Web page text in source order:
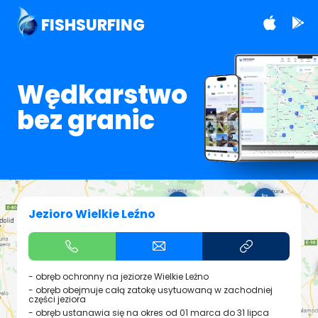
FISHSURFING
Wędkarstwo
bez granic
Jezioro Wielkie Leźno
- obręb ochronny na jeziorze Wielkie Leźno
- obręb obejmuje całą zatokę usytuowaną w zachodniej
części jeziora
- obręb ustanawia się na okres od 01 marca do 31 lipca